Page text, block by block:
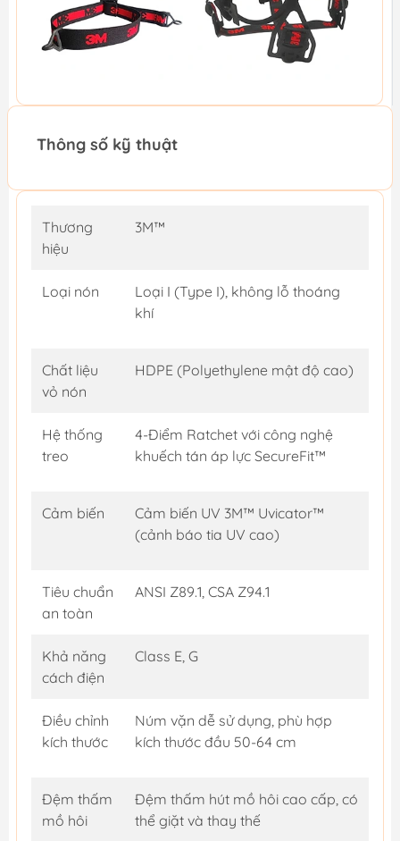
Thông số kỹ thuật
Thương
hiệu
3M™
Loại nón
Loại I (Type I), không lỗ thoáng
khí
Chất liệu
vỏ nón
HDPE (Polyethylene mật độ cao)
Hệ thống
treo
4-Điểm Ratchet với công nghệ
khuếch tán áp lực SecureFit™
Cảm biến
Cảm biến UV 3M™ Uvicator™
(cảnh báo tia UV cao)
Tiêu chuẩn
an toàn
ANSI Z89.1, CSA Z94.1
Khả năng
cách điện
Class E, G
Điều chỉnh
kích thước
Núm vặn dễ sử dụng, phù hợp
kích thước đầu 50-64 cm
Đệm thấm
mồ hôi
Đệm thấm hút mồ hôi cao cấp, có
thể giặt và thay thế